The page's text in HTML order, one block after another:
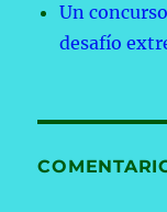
Un
desafío